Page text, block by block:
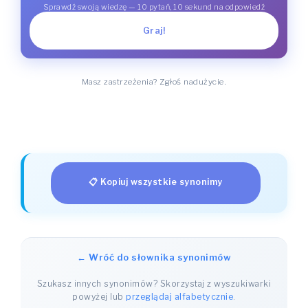
Sprawdź swoją wiedzę — 10 pytań, 10 sekund na odpowiedź
Graj!
Masz zastrzeżenia? Zgłoś nadużycie.
📋 Kopiuj wszystkie synonimy
← Wróć do słownika synonimów
Szukasz innych synonimów? Skorzystaj z wyszukiwarki
powyżej lubprzeglądaj alfabetycznie